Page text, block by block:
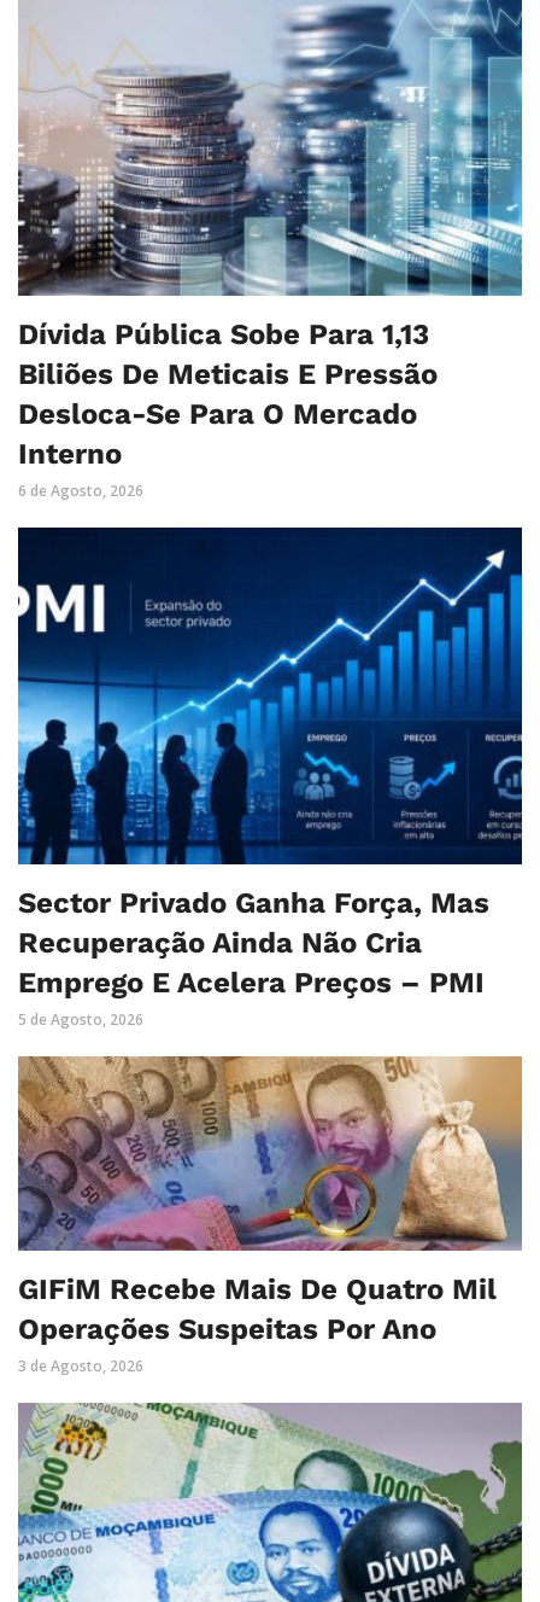
Dívida Pública Sobe Para 1,13
Biliões De Meticais E Pressão
Desloca-Se Para O Mercado
Interno
6 de Agosto, 2026
Sector Privado Ganha Força, Mas
Recuperação Ainda Não Cria
Emprego E Acelera Preços – PMI
5 de Agosto, 2026
GIFiM Recebe Mais De Quatro Mil
Operações Suspeitas Por Ano
3 de Agosto, 2026